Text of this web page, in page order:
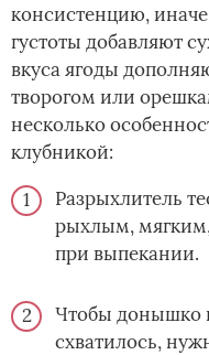
консистенцию,
густоты добавляют
вкуса ягоды
творогом или
несколько
клубникой:
Разрыхлитель
рыхлым, мягким,
при выпекании.
Чтобы донышко
схватилось,